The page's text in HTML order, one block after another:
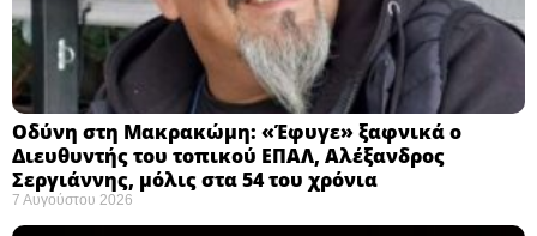
Οδύνη στη Μακρακώμη: «Έφυγε» ξαφνικά ο
Διευθυντής του τοπικού ΕΠΑΛ, Αλέξανδρος
Σεργιάννης, μόλις στα 54 του χρόνια
7 Αυγούστου 2026